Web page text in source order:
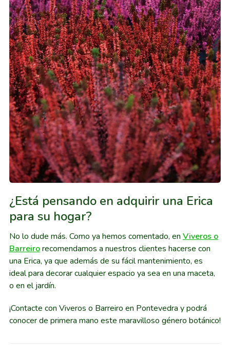
¿Está pensando en adquirir una Erica
para su hogar?
No lo dude más. Como ya hemos comentado, en Viveros o
Barreirorecomendamos a nuestros clientes hacerse con
una Erica, ya que además de su fácil mantenimiento, es
ideal para decorar cualquier espacio ya sea en una maceta,
o en el jardín.
¡Contacte con Viveros o Barreiro en Pontevedra y podrá
conocer de primera mano este maravilloso género botánico!